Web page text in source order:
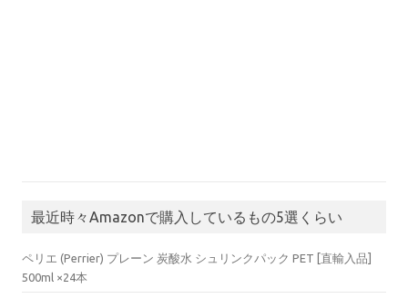
最近時々Amazonで購入しているもの5選くらい
ペリエ (Perrier) プレーン 炭酸水 シュリンクパック PET [直輸入品]
500ml ×24本